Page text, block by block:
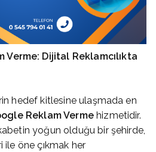
Verme: Dijital Reklamcılıkta
hedef kitlesine ulaşmada en
Reklam Vermehizmetidir.
yoğun olduğu bir şehirde,
öne çıkmak her